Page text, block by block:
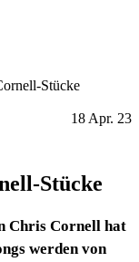
Stücke
18 Apr. 23
Stücke
Chris Cornell hat
werden von